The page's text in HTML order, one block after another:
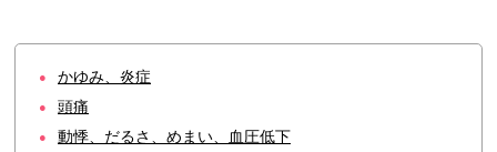
● かゆみ、炎症
● 頭痛
● 動悸、だるさ、めまい、血圧低下